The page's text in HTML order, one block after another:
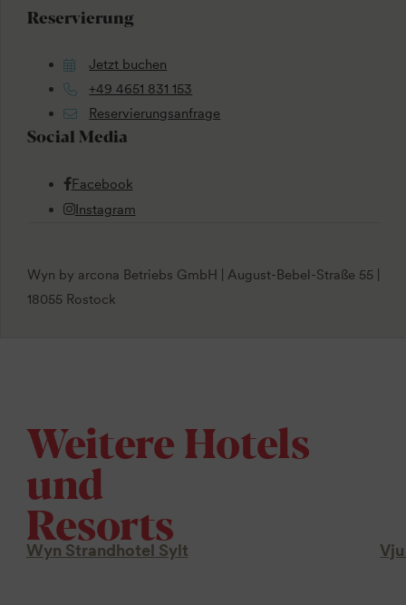
Reservierung
Jetzt buchen
+49 4651 831 153
Reservierungsanfrage
Social Media
Facebook
Instagram
Wyn by arcona Betriebs GmbH | August-Bebel-Straße 55 |
18055 Rostock
Weitere Hotels
und
Resorts
Wyn Strandhotel Sylt